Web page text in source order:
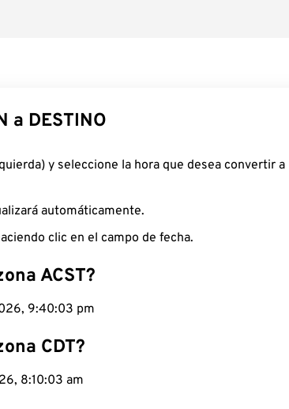
a DESTINO
y seleccione la hora que desea convertir a
automáticamente.
clic en el campo de fecha.
ACST?
9:40:04 pm
CDT?
8:10:04 am